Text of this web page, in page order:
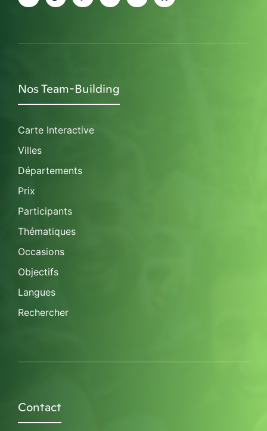
Nos Team-Building
Carte Interactive
Villes
Départements
Prix
Participants
Thématiques
Occasions
Objectifs
Langues
Rechercher
Contact